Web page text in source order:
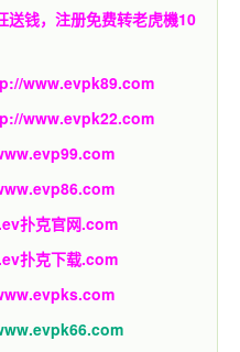
送钱，注册免费转老虎機10
www.evpk89.com
www.evpk22.com
扑克官网.com
扑克下载.com